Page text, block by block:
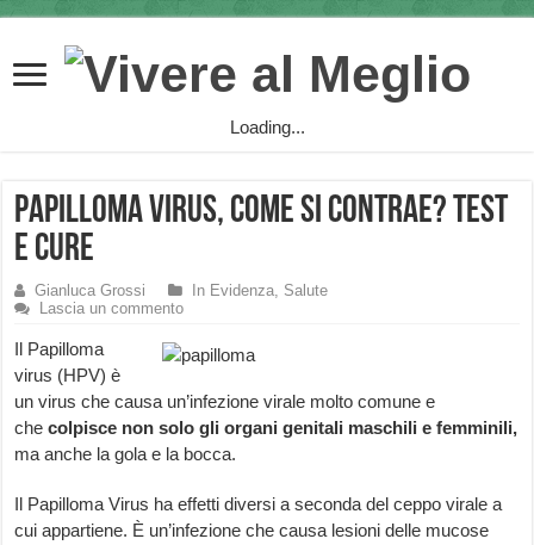
Loading...
Papilloma Virus, come si contrae? Test
e Cure
Gianluca Grossi In Evidenza, Salute
Lascia un commento
Il Papilloma
virus (HPV) è
un virus che causa un’infezione virale molto comune e
checolpisce non solo gli organi genitali maschili e femminili,
ma anche la gola e la bocca.
Il Papilloma Virus ha effetti diversi a seconda del ceppo virale a
cui appartiene. È un’infezione che causa lesioni delle mucose